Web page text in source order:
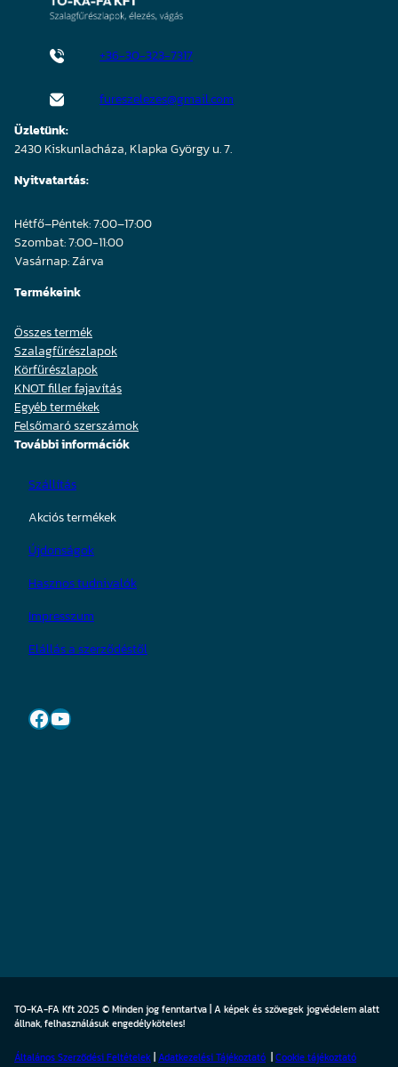
+36-30-323-7317
fureszelezes@gmail.com
Üzletünk:
2430 Kiskunlacháza, Klapka György u. 7.
Nyitvatartás:
Hétfő–Péntek: 7:00–17:00
Szombat: 7:00-11:00
Vasárnap: Zárva
Termékeink
Összes termék
Szalagfűrészlapok
Körfűrészlapok
KNOT filler fajavítás
Egyéb termékek
Felsőmaró szerszámok
További információk
Szállítás
Akciós termékek
Újdonságok
Hasznos tudnivalók
Impresszum
Elállás a szerződéstől
Facebook YouTube
TO-KA-FA Kft 2025 © Minden jog fenntartva | A képek és szövegek jogvédelem alatt
állnak, felhasználásuk engedélyköteles!
Általános Szerződési Feltételek Adatkezelési Tájékoztató Cookietájékoztató